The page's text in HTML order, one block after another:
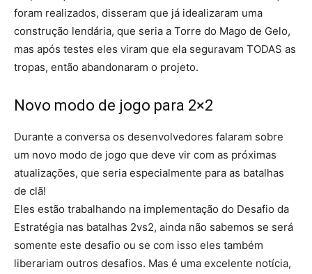
foram realizados, disseram que já idealizaram uma
construção lendária, que seria a Torre do Mago de Gelo,
mas após testes eles viram que ela seguravam TODAS as
tropas, então abandonaram o projeto.
Novo modo de jogo para 2×2
Durante a conversa os desenvolvedores falaram sobre
um novo modo de jogo que deve vir com as próximas
atualizações, que seria especialmente para as batalhas
de clã!
Eles estão trabalhando na implementação do Desafio da
Estratégia nas batalhas 2vs2, ainda não sabemos se será
somente este desafio ou se com isso eles também
liberariam outros desafios. Mas é uma excelente notícia,